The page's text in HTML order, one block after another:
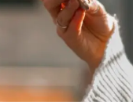
da Walmart
um